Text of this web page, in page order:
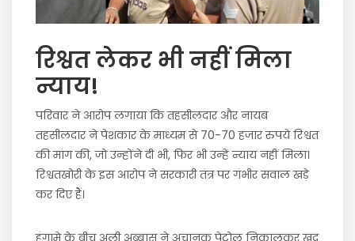
रिश्वत लेकर भी नहीं मिला
न्याय!
परिवार ने आरोप लगाया कि तहसीलदार और नायब
तहसीलदार ने पेशकार के माध्यम से 70-70 हजार रुपये रिश्वत
की मांग की, जो उन्होंने दी भी, फिर भी उन्हें न्याय नहीं मिला।
रिश्वतखोरी के इस आरोप ने सरकारी तंत्र पर गंभीर सवाल खड़े
कर दिए हैं।
हंगामे के बीच अली अब्बास ने अचानक पेट्रोल निकालकर खुद